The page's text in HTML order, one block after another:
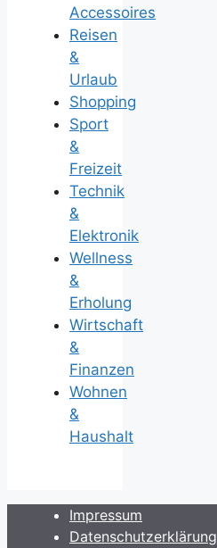
Accessoires
Reisen
&
Urlaub
Shopping
Sport
&
Freizeit
Technik
&
Elektronik
Wellness
&
Erholung
Wirtschaft
&
Finanzen
Wohnen
&
Haushalt
Impressum
Datenschutzerklärung